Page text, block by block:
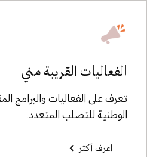
الفعاليات القريبة مني
تعرف على الفعاليات والبرامج
الوطنية للتصلب المتعدد.
اعرف أكثر